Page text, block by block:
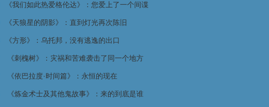
《我们如此热爱格伦达》：您爱上了一个间谍
《天狼星的阴影》：直到灯光再次陈旧
《方形》：乌托邦，没有逃逸的出口
《刺槐树》：灾祸和苦难袭击了同一个地方
《依巴拉度·时间篇》：永恒的现在
《炼金术士及其他鬼故事》：来的到底是谁